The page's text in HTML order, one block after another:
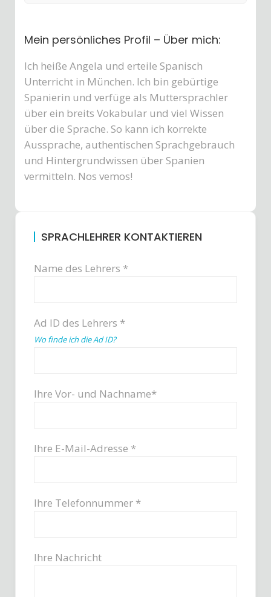
Mein persönliches Profil – Über mich:
Ich heiße Angela und erteile Spanisch
Unterricht in München. Ich bin gebürtige
Spanierin und verfüge als Muttersprachler
über ein breits Vokabular und viel Wissen
über die Sprache. So kann ich korrekte
Aussprache, authentischen Sprachgebrauch
und Hintergrundwissen über Spanien
vermitteln. Nos vemos!
SPRACHLEHRER KONTAKTIEREN
Name des Lehrers *
Ad ID des Lehrers *
Wo finde ich die Ad ID?
Ihre Vor- und Nachname*
Ihre E-Mail-Adresse *
Ihre Telefonnummer *
Ihre Nachricht